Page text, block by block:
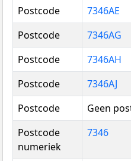
Postcode
7346AE
Postcode
7346AG
Postcode
7346AH
Postcode
7346AJ
Postcode
Geen
Postcode
numeriek
7346